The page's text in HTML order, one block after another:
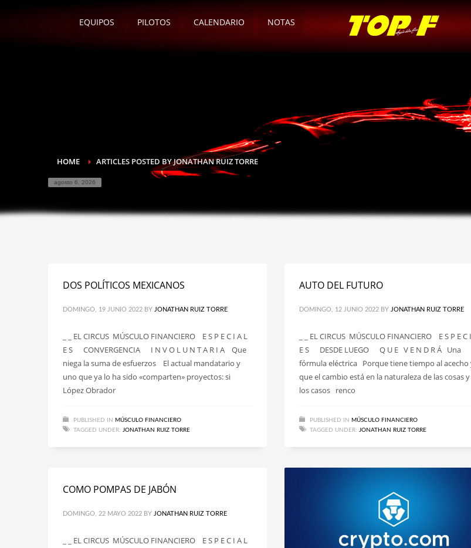
EQUIPOS PILOTOS CALENDARIO NOTAS
HOME ARTICLES POSTED BY JONATHAN RUIZ TORRE
agosto 6, 2026
DOS POLÍTICOS MEXICANOS
DOMINGO, 19 JUNIO 2022 BY JONATHAN RUIZ TORRE
_ _ EL CIRCUS MÚSCULO FINANCIERO E S P E C I A L
E S CONVERGENCIA I N V O L U N T A R I A Que
niega la suma de esfuerzos El actual mandatario y
uno que ya lo ha sido «comparten» proyectos: si
López Obrador
PUBLISHED IN MÚSCULO FINANCIERO
TAGGED UNDER: JONATHAN RUIZ TORRE
AUTO DEL FUTURO
DOMINGO, 12 JUNIO 2022 BY JONATHAN RUIZ TORRE
_ _ EL CIRCUS MÚSCULO FINANCIERO E S P E C
E S DESDE LUEGO Q U E V E N D R Á Una
fórmula eléctrica Porque tiene tiempo al acecho
que el cambio está en la naturaleza de las cosas
los casos renco
PUBLISHED IN MÚSCULO FINANCIERO
TAGGED UNDER: JONATHAN RUIZ TORRE
COMO POMPAS DE JABÓN
DOMINGO, 22 MAYO 2022 BY JONATHAN RUIZ TORRE
_ _ EL CIRCUS MÚSCULO FINANCIERO E S P E C I A L